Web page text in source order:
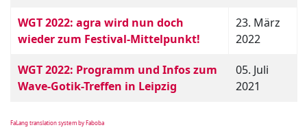
WGT 2022: agra wird nun doch
wieder zum Festival-Mittelpunkt!
23. März
2022
WGT 2022: Programm und Infos zum
Wave-Gotik-Treffen in Leipzig
05. Juli
2021
FaLang translation system by Faboba